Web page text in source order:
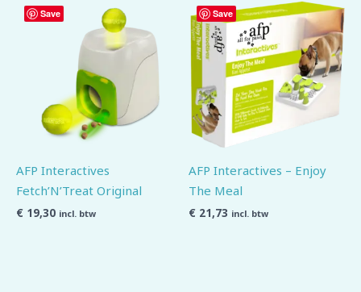
Save
AFP Interactives
Fetch’N’Treat Original
€ 19,30 incl. btw
Save
AFP Interactives – Enjoy
The Meal
€ 21,73 incl. btw